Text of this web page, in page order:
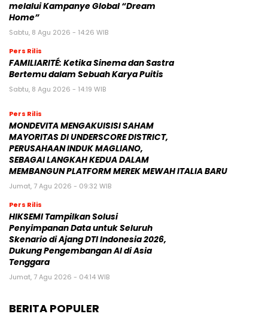
melalui Kampanye Global “Dream
Home”
Sabtu, 8 Agu 2026 - 14:26 WIB
Pers Rilis
FAMILIARITÉ: Ketika Sinema dan Sastra
Bertemu dalam Sebuah Karya Puitis
Sabtu, 8 Agu 2026 - 14:19 WIB
Pers Rilis
MONDEVITA MENGAKUISISI SAHAM
MAYORITAS DI UNDERSCORE DISTRICT,
PERUSAHAAN INDUK MAGLIANO,
SEBAGAI LANGKAH KEDUA DALAM
MEMBANGUN PLATFORM MEREK MEWAH ITALIA BARU
Jumat, 7 Agu 2026 - 09:32 WIB
Pers Rilis
HIKSEMI Tampilkan Solusi
Penyimpanan Data untuk Seluruh
Skenario di Ajang DTI Indonesia 2026,
Dukung Pengembangan AI di Asia
Tenggara
Jumat, 7 Agu 2026 - 04:14 WIB
BERITA POPULER